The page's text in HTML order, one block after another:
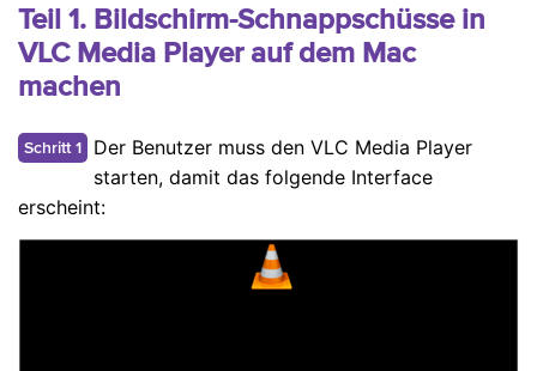
Teil 1. Bildschirm-Schnappschüsse in
VLC Media Player auf dem Mac
machen
Schritt 1
Der Benutzer muss den VLC Media Player
starten, damit das folgende Interface
erscheint: